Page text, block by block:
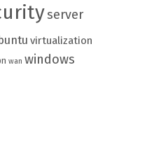
server
virtualization
wan windows